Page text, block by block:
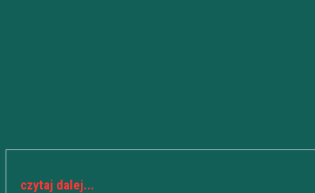
czytaj dalej...